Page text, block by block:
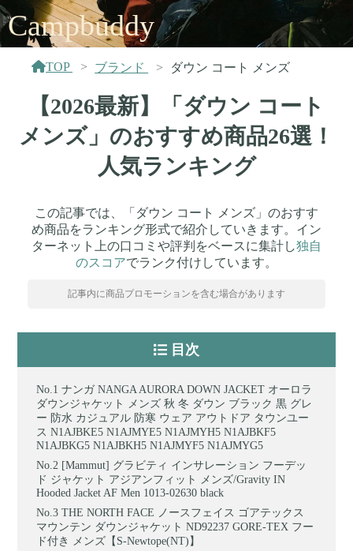
Campbuddy
TOP ブランド ダウン コート メンズ
【2026最新】「ダウン コート
メンズ」のおすすめ商品26選！
人気ランキング
この記事では、「ダウン コート メンズ」のおすす
め商品をランキング形式で紹介していきます。イン
ターネット上の口コミや評判をベースに集計し独自
のスコアでランク付けしています。
記事内に商品プロモーションを含む場合があります
目次
ナンガ NANGA AURORA DOWN JACKET オーロラ
ダウンジャケット メンズ 秋 冬 ダウン ブラック 黒 グレ
ー 防水 カジュアル 防寒 ウェア アウトドア タウンユー
ス N1AJBKE5 N1AJMYE5 N1AJMYH5 N1AJBKF5
N1AJBKG5 N1AJBKH5 N1AJMYF5 N1AJMYG5
[Mammut] グラビティ インサレーション フーデッ
ド ジャケット アジアンフィット メンズ/Gravity IN
Hooded Jacket AF Men 1013-02630 black
THE NORTH FACE ノースフェイス ゴアテックス
マウンテン ダウンジャケット ND92237 GORE-TEX フー
ド付き メンズ【S-Newtope(NT)】